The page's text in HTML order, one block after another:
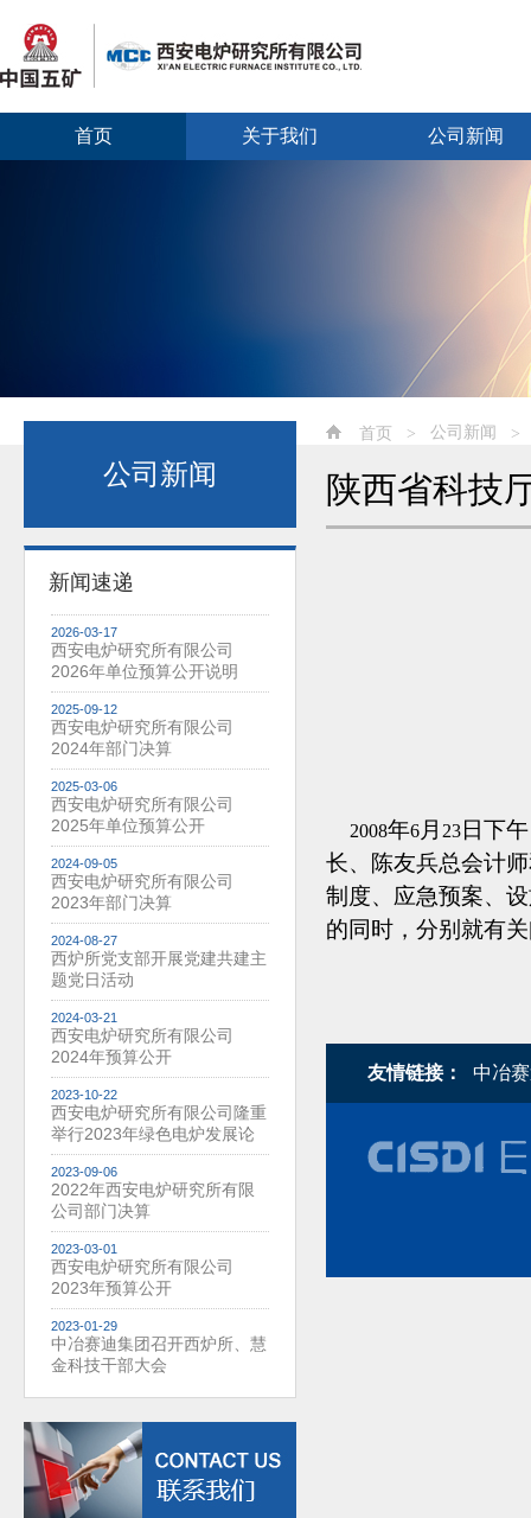
首页 关于我们 公司新闻
公司新闻
新闻速递
2026-03-17
西安电炉研究所有限公司
2026年单位预算公开说明
2025-09-12
西安电炉研究所有限公司
2024年部门决算
2025-03-06
西安电炉研究所有限公司
2025年单位预算公开
2024-09-05
西安电炉研究所有限公司
2023年部门决算
2024-08-27
西炉所党支部开展党建共建主
题党日活动
2024-03-21
西安电炉研究所有限公司
2024年预算公开
2023-10-22
西安电炉研究所有限公司隆重
举行2023年绿色电炉发展论
坛暨成立60周年庆典
2023-09-06
2022年西安电炉研究所有限
公司部门决算
2023-03-01
西安电炉研究所有限公司
2023年预算公开
2023-01-29
中冶赛迪集团召开西炉所、慧
金科技干部大会
首页 > 公司新闻 >
陕西省科技
2008年6月 23 日下
长、陈友兵总会计
制度、应急预案、
的同时，分别就有
友情链接： 中冶